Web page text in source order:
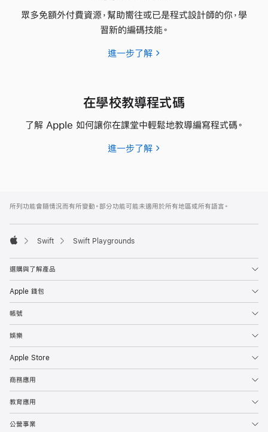
眾多免額外付費資源，幫助嚮往或已是程式設計師的你，學
習新的編碼技能。
進一步了解Apple 開
在學校教導程式碼
了解 Apple 如何讓你在課堂中輕鬆地教導編寫程式碼。
進一步了解如
校
教
碼
Footer
所列功能會隨情況而有所變動。部分功能可能未適用於所有地區或所有語言。

Swift Swift Playgrounds
選購與了解產品
Apple 錢包
帳號
娛樂
Apple Store
商務應用
教育應用
公營事業